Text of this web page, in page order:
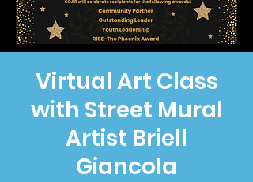
Virtual Art Class
with Street Mural
Artist Briell
Giancola